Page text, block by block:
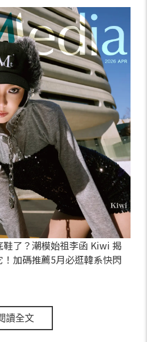
鞋了？潮模始祖李函 Kiwi 揭
加碼推薦5月必逛韓系快閃
讀全文